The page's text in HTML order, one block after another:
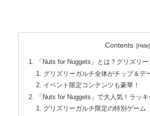
Contents
「Nuts for Nuggets」とは？グリズリ
グリズリーガルチ全体がチップ＆デ
イベント限定コンテンツも豪華！
「Nuts for Nuggets」で大人気！ラッ
グリズリーガルチ限定の特別ゲーム